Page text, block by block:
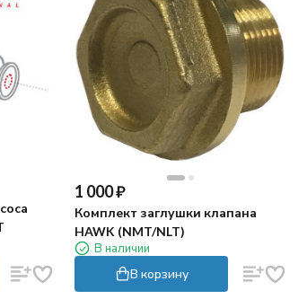
1 000₽
Комплект заглушки клапана
HAWK (NMT/NLT)
В наличии
В корзину